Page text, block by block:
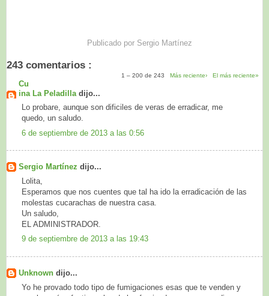
Publicado por Sergio Martínez
243 comentarios :
1 – 200 de 243 Más reciente› El más reciente»
Cu
ina La Peladilla dijo...
Lo probare, aunque son dificiles de veras de erradicar, me
quedo, un saludo.
6 de septiembre de 2013 a las 0:56
Sergio Martínez dijo...
Lolita,
Esperamos que nos cuentes que tal ha ido la erradicación de las
molestas cucarachas de nuestra casa.
Un saludo,
EL ADMINISTRADOR.
9 de septiembre de 2013 a las 19:43
Unknown dijo...
Yo he provado todo tipo de fumigaciones esas que te venden y